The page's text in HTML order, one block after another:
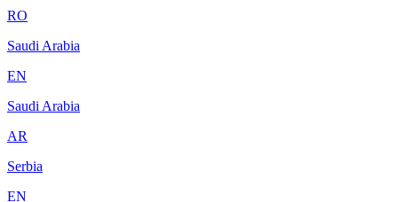
RO
Saudi Arabia
EN
Saudi Arabia
AR
Serbia
EN